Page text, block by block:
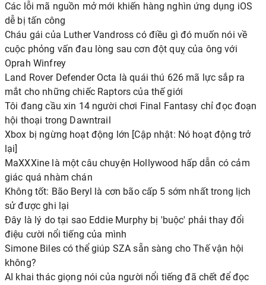
Các lỗi mã nguồn mở mới khiến hàng nghìn ứng dụng iOS
dễ bị tấn công
Cháu gái của Luther Vandross có điều gì đó muốn nói về
cuộc phỏng vấn đau lòng sau cơn đột quỵ của ông với
Oprah Winfrey
Land Rover Defender Octa là quái thú 626 mã lực sắp ra
mắt cho những chiếc Raptors của thế giới
Tôi đang cầu xin 14 người chơi Final Fantasy chỉ đọc đoạn
hội thoại trong Dawntrail
Xbox bị ngừng hoạt động lớn [Cập nhật: Nó hoạt động trở
lại]
MaXXXine là một câu chuyện Hollywood hấp dẫn có cảm
giác quá nhàm chán
Không tốt: Bão Beryl là cơn bão cấp 5 sớm nhất trong lịch
sử được ghi lại
Đây là lý do tại sao Eddie Murphy bị 'buộc' phải thay đổi
điệu cười nổi tiếng của mình
Simone Biles có thể giúp SZA sẵn sàng cho Thế vận hội
không?
AI khai thác giọng nói của người nổi tiếng đã chết để đọc